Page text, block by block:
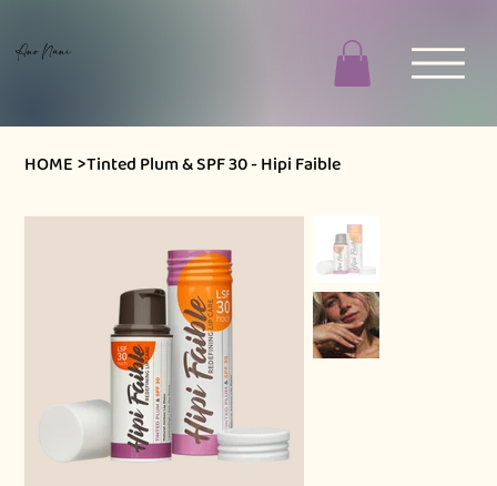
Ano Nani
HOME >Tinted Plum & SPF 30 - Hipi Faible